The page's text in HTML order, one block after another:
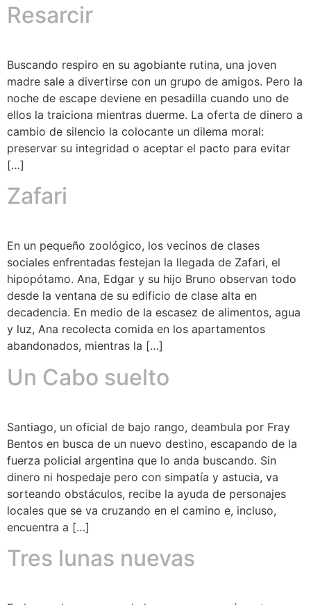
Resarcir
Buscando respiro en su agobiante rutina, una joven
madre sale a divertirse con un grupo de amigos. Pero la
noche de escape deviene en pesadilla cuando uno de
ellos la traiciona mientras duerme. La oferta de dinero a
cambio de silencio la colocante un dilema moral:
preservar su integridad o aceptar el pacto para evitar
[…]
Zafari
En un pequeño zoológico, los vecinos de clases
sociales enfrentadas festejan la llegada de Zafari, el
hipopótamo. Ana, Edgar y su hijo Bruno observan todo
desde la ventana de su edificio de clase alta en
decadencia. En medio de la escasez de alimentos, agua
y luz, Ana recolecta comida en los apartamentos
abandonados, mientras la […]
Un Cabo suelto
Santiago, un oficial de bajo rango, deambula por Fray
Bentos en busca de un nuevo destino, escapando de la
fuerza policial argentina que lo anda buscando. Sin
dinero ni hospedaje pero con simpatía y astucia, va
sorteando obstáculos, recibe la ayuda de personajes
locales que se va cruzando en el camino e, incluso,
encuentra a […]
Tres lunas nuevas